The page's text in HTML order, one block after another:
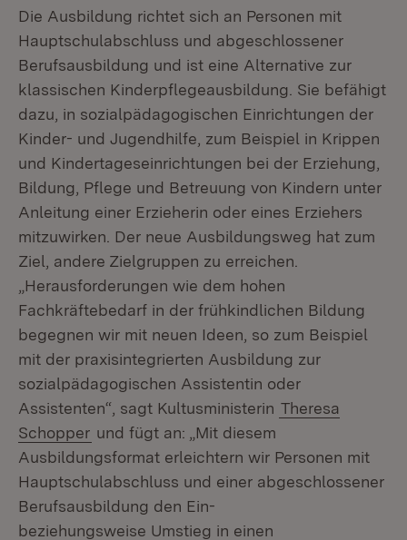
Die Ausbildung richtet sich an Personen mit
Hauptschulabschluss und abgeschlossener
Berufsausbildung und ist eine Alternative zur
klassischen Kinderpflegeausbildung. Sie befähigt
dazu, in sozialpädagogischen Einrichtungen der
Kinder- und Jugendhilfe, zum Beispiel in Krippen
und Kindertageseinrichtungen bei der Erziehung,
Bildung, Pflege und Betreuung von Kindern unter
Anleitung einer Erzieherin oder eines Erziehers
mitzuwirken. Der neue Ausbildungsweg hat zum
Ziel, andere Zielgruppen zu erreichen.
„Herausforderungen wie dem hohen
Fachkräftebedarf in der frühkindlichen Bildung
begegnen wir mit neuen Ideen, so zum Beispiel
mit der praxisintegrierten Ausbildung zur
sozialpädagogischen Assistentin oder
Assistenten“, sagt Kultusministerin Theresa
Schopper und fügt an: „Mit diesem
Ausbildungsformat erleichtern wir Personen mit
Hauptschulabschluss und einer abgeschlossener
Berufsausbildung den Ein-
beziehungsweise Umstieg in einen